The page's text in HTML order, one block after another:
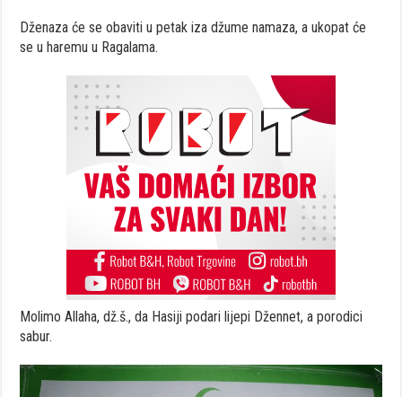
Dženaza će se obaviti u petak iza džume namaza, a ukopat će
se u haremu u Ragalama.
Molimo Allaha, dž.š., da Hasiji podari lijepi Džennet, a porodici
sabur.